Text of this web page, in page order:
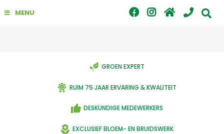
GROEN EXPERT
RUIM 75 JAAR ERVARING & KWALITEIT
DESKUNDIGE MEDEWERKERS
EXCLUSIEF BLOEM- EN BRUIDSWERK
MENU